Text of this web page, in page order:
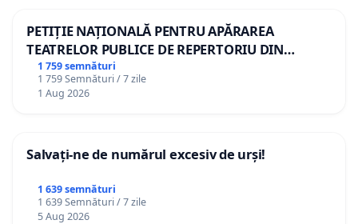
PETIȚIE NAȚIONALĂ PENTRU APĂRAREA
TEATRELOR PUBLICE DE REPERTORIU DIN
ROMÂNIA
1 759 semnături
1 759 Semnături / 7 zile
1 Aug 2026
Salvați-ne de numărul excesiv de urși!
1 639 semnături
1 639 Semnături / 7 zile
5 Aug 2026